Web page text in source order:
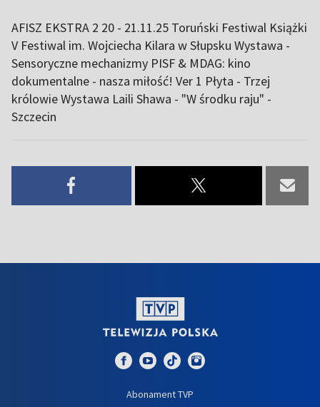
AFISZ EKSTRA 2 20 - 21.11.25 Toruński Festiwal Książki
V Festiwal im. Wojciecha Kilara w Słupsku Wystawa -
Sensoryczne mechanizmy PISF & MDAG: kino
dokumentalne - nasza miłość! Ver 1 Płyta - Trzej
królowie Wystawa Laili Shawa - "W środku raju" -
Szczecin
Abonament TVP